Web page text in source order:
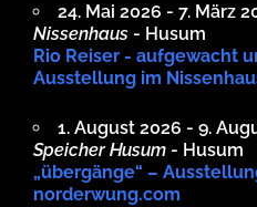
24. Mai 2026 - 7. März
Nissenhaus - Husum
Rio Reiser - aufgewacht
Ausstellung im
1. August 2026 - 9.
Speicher Husum - Husum
„übergänge“ –
norderwung.com